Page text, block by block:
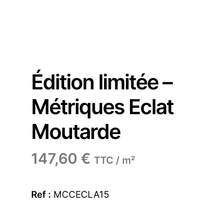
Édition limitée –
Métriques Eclat
Moutarde
147,60 € TTC / m²
Ref : MCCECLA15